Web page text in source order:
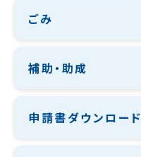
ごみ
補助・助成
申請書ダウンロード